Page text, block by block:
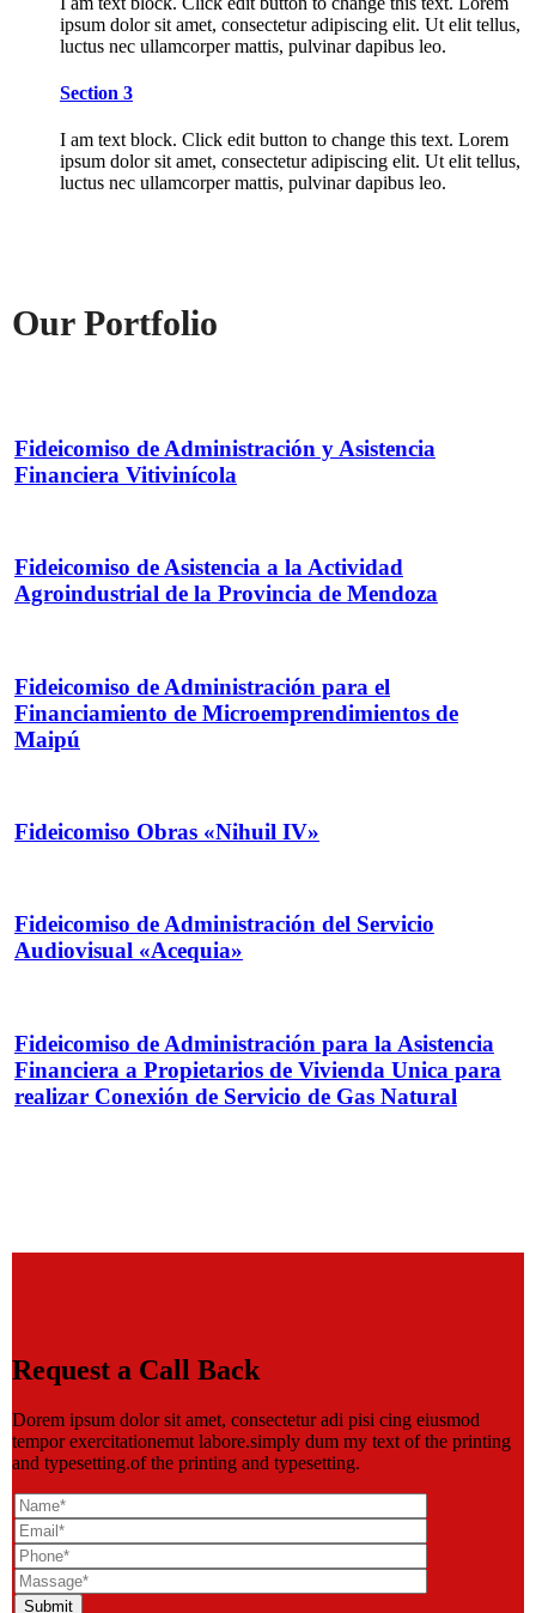
ipsum dolor sit amet, consectetur adipiscing elit. Ut elit tellus,
luctus nec ullamcorper mattis, pulvinar dapibus leo.
Section 3
I am text block. Click edit button to change this text. Lorem
ipsum dolor sit amet, consectetur adipiscing elit. Ut elit tellus,
luctus nec ullamcorper mattis, pulvinar dapibus leo.
Our Portfolio
Fideicomiso de Administración y Asistencia
Financiera Vitivinícola
Fideicomiso de Asistencia a la Actividad
Agroindustrial de la Provincia de Mendoza
Fideicomiso de Administración para el
Financiamiento de Microemprendimientos de
Maipú
Fideicomiso Obras «Nihuil IV»
Fideicomiso de Administración del Servicio
Audiovisual «Acequia»
Fideicomiso de Administración para la Asistencia
Financiera a Propietarios de Vivienda Unica para
realizar Conexión de Servicio de Gas Natural
Request a Call Back
Dorem ipsum dolor sit amet, consectetur adi pisi cing eiusmod
tempor exercitationemut labore.simply dum my text of the printing
and typesetting.of the printing and typesetting.